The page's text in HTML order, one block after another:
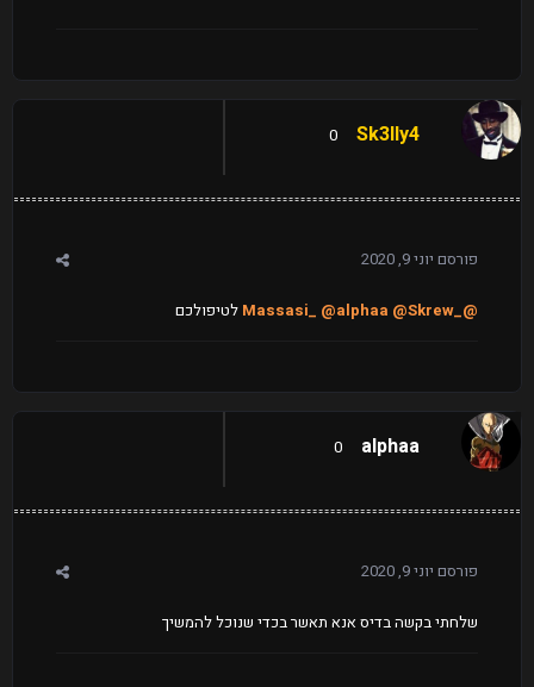
Sk3lly4
0
פורסם יוני 9, 2020
@_Massasi_
@alphaa @Skrew לטיפולכם
alphaa
0
פורסם יוני 9, 2020
שלחתי בקשה בדיס אנא תאשר בכדי שנוכל להמשיך